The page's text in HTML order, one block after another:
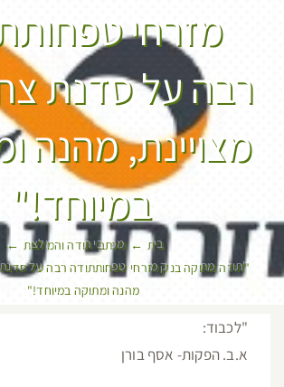
מזרחי
רבה על סדנת
מצויינת, מהנה
במיוחד!"
בית
מכתבי תודה והמלצות
"תודה מתוקה בנק מזרחי טפחותתודה רבה על סדנת
מהנה ומתוקה במיוחד!"
"לכבוד:
א.ב. הפקות- אסף בורן